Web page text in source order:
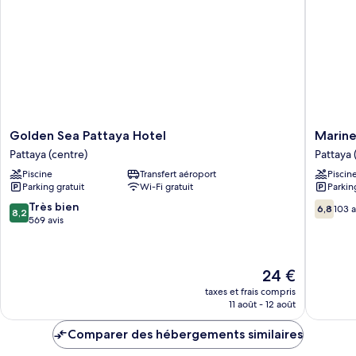
Golden
Sea
Pattaya
Hotel
Pattaya
(centre)
Golden Sea Pattaya Hotel
Pattaya (centre)
Piscine
Transfert aéroport
Parking gratuit
Wi-Fi gratuit
8.2
sur
8,2 Très bien
569 avis
Le
nouveau
prix
de
24 €
taxes et frais compris
11 août - 12 août
Marine
Paradise
Pattaya
(sud)
Pattaya
6.8
sur
6,8 103
Comparer des hébergements similaires